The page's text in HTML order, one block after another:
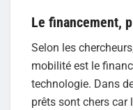
Le financement,
Selon les
mobilité est le
technologie. Dans
prêts sont chers car